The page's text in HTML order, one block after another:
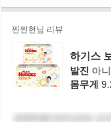
찐찐현님 리뷰
하기스
발진 아
몸무게